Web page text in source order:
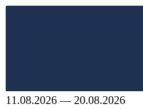
11.08.2026 — 20.08.2026